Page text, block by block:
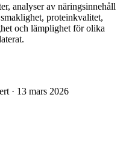
analyser av näringsinnehåll
proteinkvalitet,
och lämplighet för olika
· 13 mars 2026